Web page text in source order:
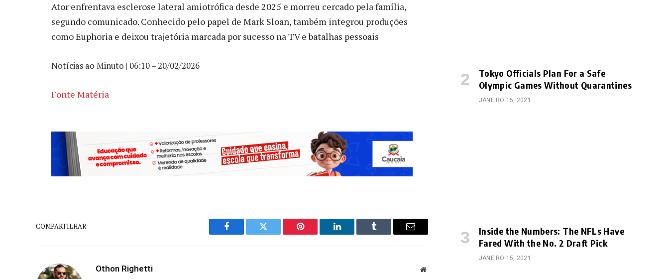
Ator enfrentava esclerose lateral amiotrófica desde 2025 e morreu cercado pela família,
segundo comunicado. Conhecido pelo papel de Mark Sloan, também integrou produções
como Euphoria e deixou trajetória marcada por sucesso na TV e batalhas pessoais
Notícias ao Minuto | 06:10 – 20/02/2026
Fonte Matéria
COMPARTILHAR
Facebook Twitter Pinterest LinkedIn Tumblr Email
Othon Righetti Website
Tokyo Officials Plan For a Safe
Olympic Games Without Quarantines
JANEIRO 15, 2021
Inside the Numbers: The NFLs Have
Fared With the No. 2 Draft Pick
JANEIRO 15, 2021